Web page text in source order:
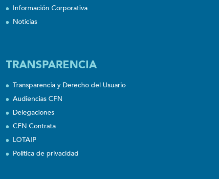
Información Corporativa
Noticias
TRANSPARENCIA
Transparencia y Derecho del Usuario
Audiencias CFN
Delegaciones
CFN Contrata
LOTAIP
Política de privacidad